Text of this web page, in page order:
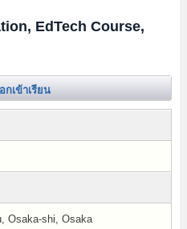
EdTech Course,
เข้าเรียน
Osaka-shi, Osaka